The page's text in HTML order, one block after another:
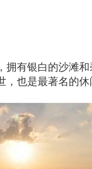
有银白的沙滩和
，也是最著名的